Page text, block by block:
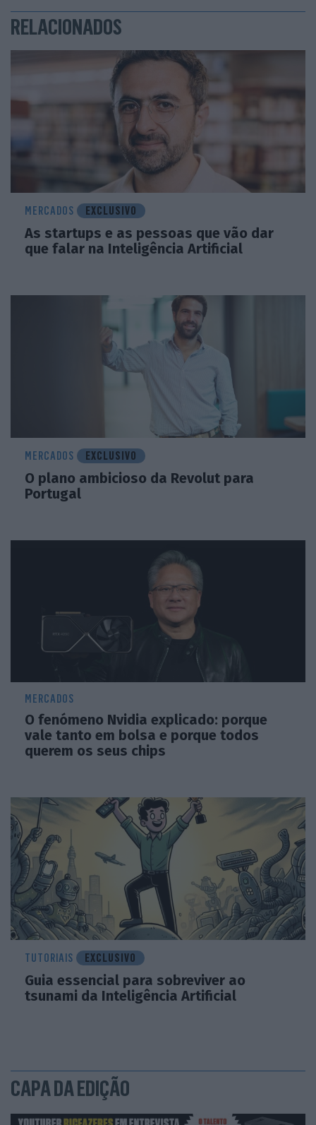
RELACIONADOS
MERCADOS EXCLUSIVO
As startups e as pessoas que vão dar
que falar na Inteligência Artificial
MERCADOS EXCLUSIVO
O plano ambicioso da Revolut para
Portugal
MERCADOS
O fenómeno Nvidia explicado: porque
vale tanto em bolsa e porque todos
querem os seus chips
TUTORIAIS EXCLUSIVO
Guia essencial para sobreviver ao
tsunami da Inteligência Artificial
CAPA DA EDIÇÃO